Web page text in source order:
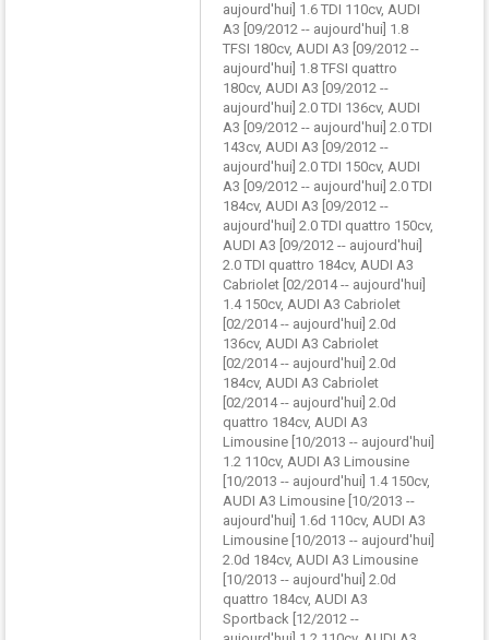
aujourd'hui] 1.6 TDI 110cv, AUDI
A3 [09/2012 -- aujourd'hui] 1.8
TFSI 180cv, AUDI A3 [09/2012 --
aujourd'hui] 1.8 TFSI quattro
180cv, AUDI A3 [09/2012 --
aujourd'hui] 2.0 TDI 136cv, AUDI
A3 [09/2012 -- aujourd'hui] 2.0 TDI
143cv, AUDI A3 [09/2012 --
aujourd'hui] 2.0 TDI 150cv, AUDI
A3 [09/2012 -- aujourd'hui] 2.0 TDI
184cv, AUDI A3 [09/2012 --
aujourd'hui] 2.0 TDI quattro 150cv,
AUDI A3 [09/2012 -- aujourd'hui]
2.0 TDI quattro 184cv, AUDI A3
Cabriolet [02/2014 -- aujourd'hui]
1.4 150cv, AUDI A3 Cabriolet
[02/2014 -- aujourd'hui] 2.0d
136cv, AUDI A3 Cabriolet
[02/2014 -- aujourd'hui] 2.0d
184cv, AUDI A3 Cabriolet
[02/2014 -- aujourd'hui] 2.0d
quattro 184cv, AUDI A3
Limousine [10/2013 -- aujourd'hui]
1.2 110cv, AUDI A3 Limousine
[10/2013 -- aujourd'hui] 1.4 150cv,
AUDI A3 Limousine [10/2013 --
aujourd'hui] 1.6d 110cv, AUDI A3
Limousine [10/2013 -- aujourd'hui]
2.0d 184cv, AUDI A3 Limousine
[10/2013 -- aujourd'hui] 2.0d
quattro 184cv, AUDI A3
Sportback [12/2012 --